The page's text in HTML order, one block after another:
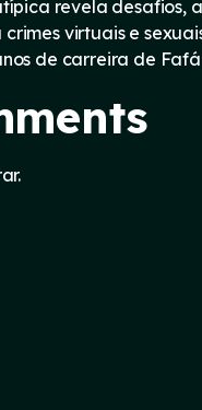
revela
virtuais e
de carreira de